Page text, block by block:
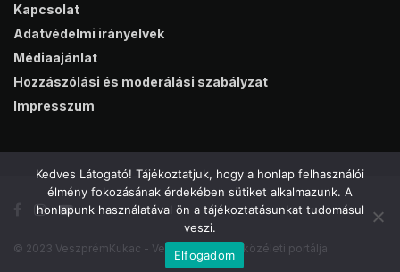
Kapcsolat
Adatvédelmi irányelvek
Médiaajánlat
Hozzászólási és moderálási szabályzat
Impresszum
© 2023 VeszprémKukac - Veszprém online közéleti portálja
Kedves Látogató! Tájékoztatjuk, hogy a honlap felhasználói
élmény fokozásának érdekében sütiket alkalmazunk. A
honlapunk használatával ön a tájékoztatásunkat tudomásul
veszi.
Elfogadom